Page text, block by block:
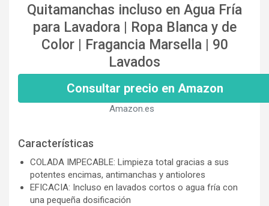
Quitamanchas incluso en Agua Fría
para Lavadora | Ropa Blanca y de
Color | Fragancia Marsella | 90
Lavados
Consultar precio en Amazon
Amazon.es
Características
COLADA IMPECABLE: Limpieza total gracias a sus
potentes encimas, antimanchas y antiolores
EFICACIA: Incluso en lavados cortos o agua fría con
una pequeña dosificación